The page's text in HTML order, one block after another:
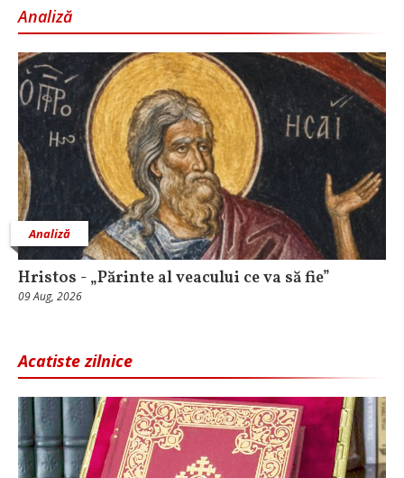
Analiză
Analiză
Hristos - „Părinte al veacului ce va să fie”
09 Aug, 2026
Acatiste zilnice